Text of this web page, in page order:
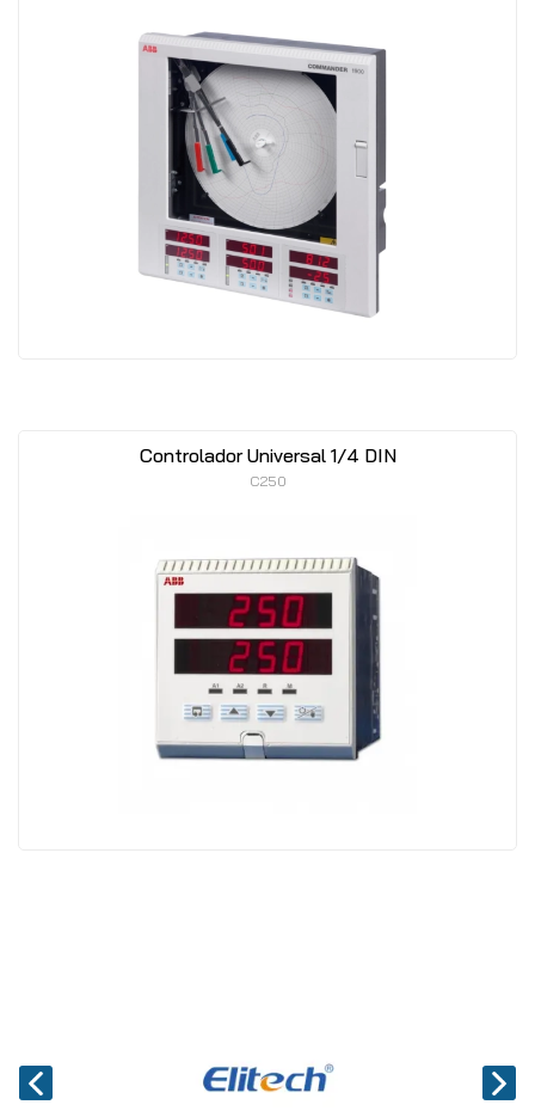
Controlador Universal 1/4 DIN
C250